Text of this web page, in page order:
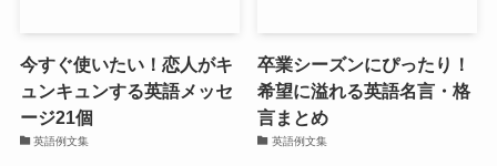
今すぐ使いたい！恋人がキ
ュンキュンする英語メッセ
ージ21個
英語例文集
卒業シーズンにぴったり！
希望に溢れる英語名言・格
言まとめ
英語例文集